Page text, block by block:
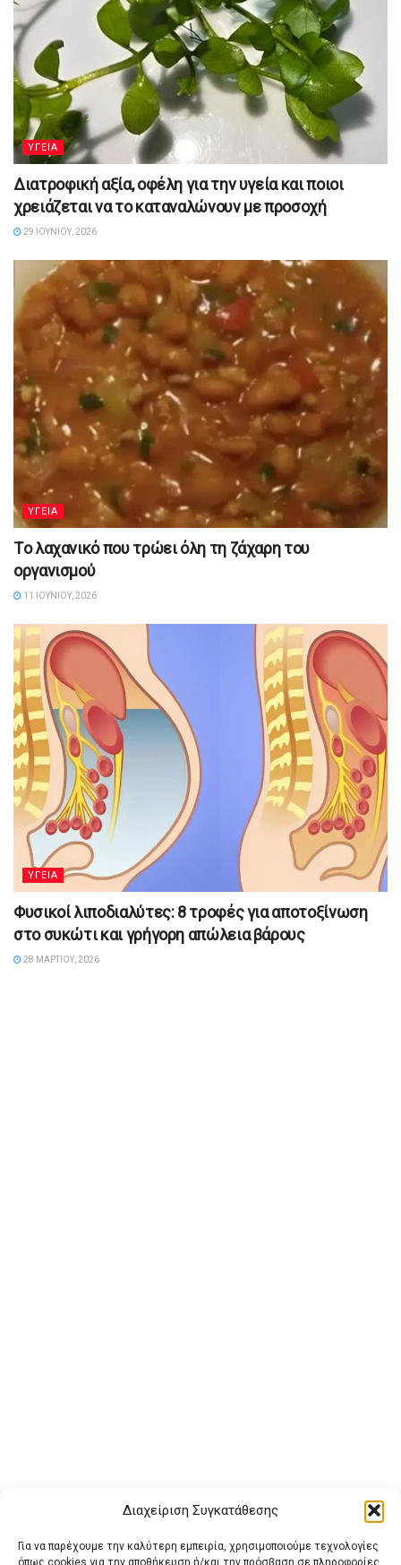
Διαχείριση Συγκατάθεσης
Για να παρέχουμε την καλύτερη εμπειρία, χρησιμοποιούμε τεχνολογίες
όπως cookies για την αποθήκευση ή/και την πρόσβαση σε πληροφορίες
YΓΕΙΑ
Διατροφική αξία, οφέλη για την υγεία και ποιοι
χρειάζεται να το καταναλώνουν με προσοχή
29 ΙΟΥΝΊΟΥ, 2026
YΓΕΙΑ
Tο λαχανικό που τρώει όλη τη ζάχαρη του
οργανισμού
11 ΙΟΥΝΊΟΥ, 2026
YΓΕΙΑ
Φυσικοί λιποδιαλύτες: 8 τροφές για αποτοξίνωση
στο συκώτι και γρήγορη απώλεια βάρους
28 ΜΑΡΤΊΟΥ, 2026